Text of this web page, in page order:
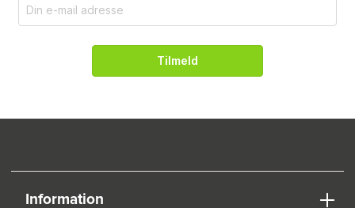
Tilmeld
Information